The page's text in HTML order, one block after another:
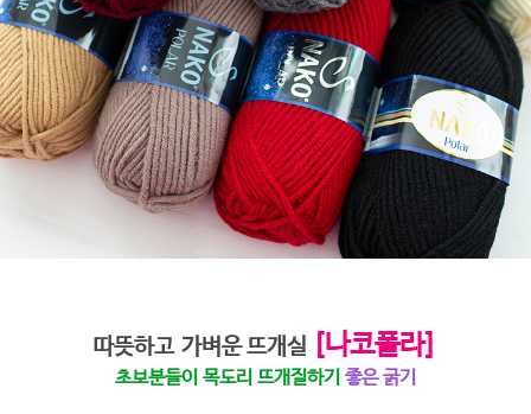
따뜻하고 가벼운 뜨개실 [나코폴라]
초보분들이 목도리 뜨개질하기 좋은 굵기